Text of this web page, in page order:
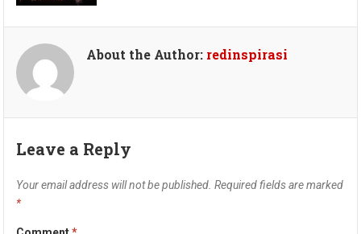
About the Author: redinspirasi
Leave a Reply
Your email address will not be published. Required fields are marked
*